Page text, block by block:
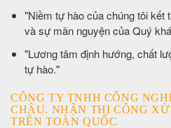
​"Niềm tự hào của chúng tôi kết
và sự mãn nguyện của Quý
​"Lương tâm định hướng, chất
tự hào."
CÔNG TY TNHH CÔNG
CHÂU. NHẬN THI CÔNG
TRÊN TOÀN QUỐC